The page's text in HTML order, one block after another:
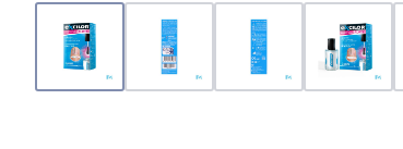
View larger imageView larger imageView larger image